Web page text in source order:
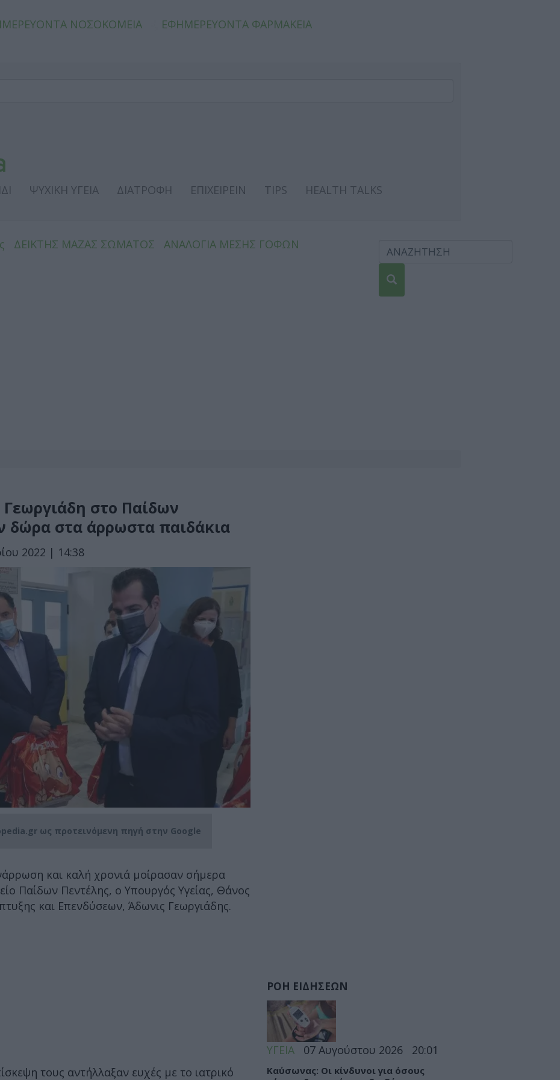
ΝΟΣΟΚΟΜΕΙΑ ΕΦΗΜΕΡΕΥΟΝΤΑ ΦΑΡΜΑΚΕΙΑ
ΨΥΧΙΚΗ ΥΓΕΙΑ ΔΙΑΤΡΟΦΗ ΕΠΙΧΕΙΡΕΙΝ TIPS
HEALTH TALKS
ΔΕΙΚΤΗΣ ΜΑΖΑΣ ΣΩΜΑΤΟΣ
ΑΝΑΛΟΓΙΑ ΜΕΣΗΣ ΓΟΦΩΝ
στο Παίδων
δώρα στα άρρωστα παιδάκια
2022 | 14:38
ως προτεινόμενη πηγή στην Google
και καλή χρονιά μοίρασαν σήμερα
Παίδων Πεντέλης, ο Υπουργός Υγείας, Θάνος
και Επενδύσεων, Άδωνις Γεωργιάδης.
τους αντήλλαξαν ευχές με το ιατρικό
ΡΟΗ ΕΙΔΗΣΕΩΝ
ΥΓΕΙΑ 07 Αυγούστου 2026 20:01
Καύσωνας: Οι κίνδυνοι για όσους